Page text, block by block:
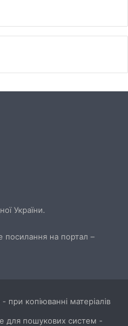
України.
посилання на портал –
копіюванні матеріалів
для пошукових систем -